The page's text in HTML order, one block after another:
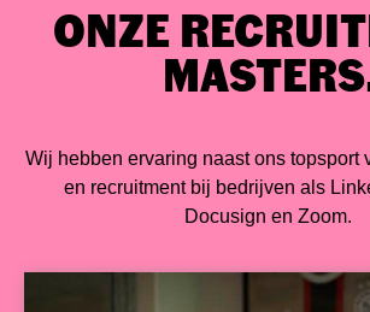
ONZE
Wij hebben ervaring naast ons
en recruitment bij bedrijven als
Docusign en Zoom.